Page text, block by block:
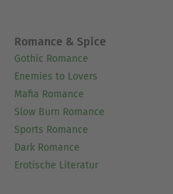
Romance & Spice
Gothic Romance
Enemies to Lovers
Mafia Romance
Slow Burn Romance
Sports Romance
Dark Romance
Erotische Literatur